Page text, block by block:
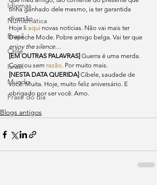
Idiomas
Numismática
Brasil
Chile
Israel
Mundo
Frase do dia
tinha ganhado dele mesmo, ia ter garantida
diversão.
Hoje li aqui novas notícias. Não vai mais ter
Depeche Mode. Pobre amigo belga. Vai ter que
enjoy the silence…
[EM OUTRAS PALAVRAS] Guerra é uma merda.
Com ou sem razão. Por muito mais.
[NESTA DATA QUERIDA] Cibele, saudade de
você. Muita. Hoje, muito feliz aniversário. E
obrigado por ser você. Amo.
Blogs antigos